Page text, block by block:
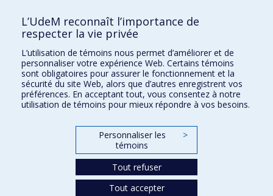
Kinésiologie et des sciences de l’activité physique
Orthophonie et audiologie
Réadaptation
Directions
DPC
CPASS
L’UdeM reconnaît l’importance de
respecter la vie privée
L’utilisation de témoins nous permet d’améliorer et de
personnaliser votre expérience Web. Certains témoins
sont obligatoires pour assurer le fonctionnement et la
sécurité du site Web, alors que d’autres enregistrent vos
préférences. En acceptant tout, vous consentez à notre
utilisation de témoins pour mieux répondre à vos besoins.
Personnaliser les
témoins
>
Tout refuser
Tout accepter